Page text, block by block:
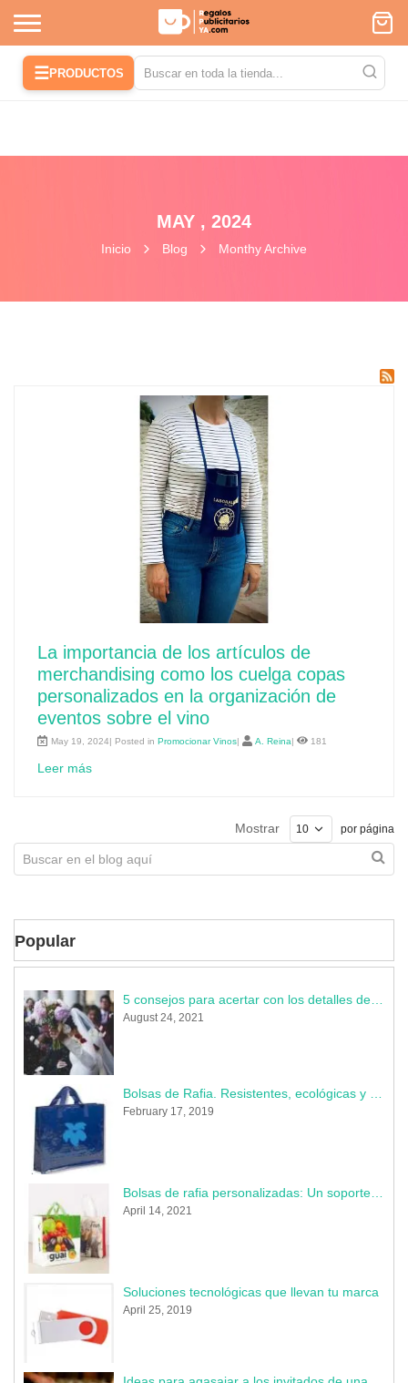
☰PRODUCTOS
MAY , 2024
Inicio Blog Monthy Archive
La importancia de los artículos de
merchandising como los cuelga copas
personalizados en la organización de
eventos sobre el vino
May 19, 2024| Posted in Promocionar Vinos| A. Reina| 181
Leer más
Mostrar por página
Popular
August 24, 2021
February 17, 2019
April 14, 2021
Soluciones tecnológicas que llevan tu marca
April 25, 2019